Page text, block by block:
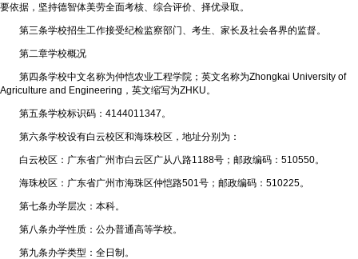
要依据，坚持德智体美劳全面考核、综合评价、择优录取。
第三条学校招生工作接受纪检监察部门、考生、家长及社会各界的监督。
第二章学校概况
第四条学校中文名称为仲恺农业工程学院；英文名称为Zhongkai University of
Agriculture and Engineering，英文缩写为ZHKU。
第五条学校标识码：4144011347。
第六条学校设有白云校区和海珠校区，地址分别为：
白云校区：广东省广州市白云区广从八路1188号；邮政编码：510550。
海珠校区：广东省广州市海珠区仲恺路501号；邮政编码：510225。
第七条办学层次：本科。
第八条办学性质：公办普通高等学校。
第九条办学类型：全日制。